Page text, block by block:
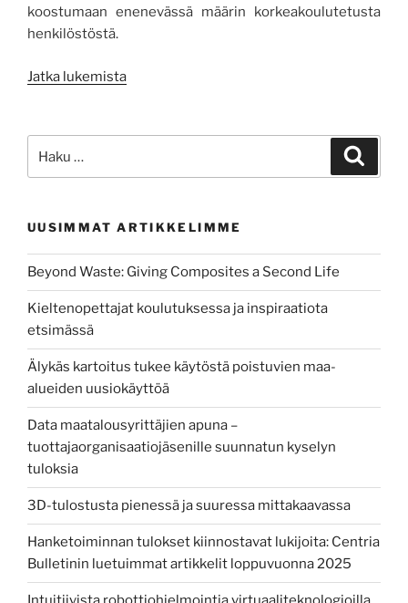
koostumaan enenevässä määrin korkeakoulutetusta
henkilöstöstä.
Jatka lukemista”Ammattikorkeakouluille
UUSIMMAT ARTIKKELIMME
Beyond Waste: Giving Composites a Second Life
Kieltenopettajat koulutuksessa ja inspiraatiota
etsimässä
Älykäs kartoitus tukee käytöstä poistuvien maa-
alueiden uusiokäyttöä
Data maatalousyrittäjien apuna –
tuottajaorganisaatiojäsenille suunnatun kyselyn
tuloksia
3D-tulostusta pienessä ja suuressa mittakaavassa
Hanketoiminnan tulokset kiinnostavat lukijoita: Centria
Bulletinin luetuimmat artikkelit loppuvuonna 2025